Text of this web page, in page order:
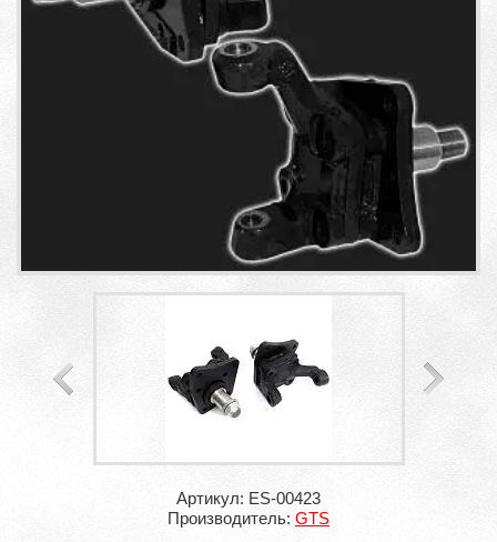
Артикул: ES-00423
Производитель: GTS